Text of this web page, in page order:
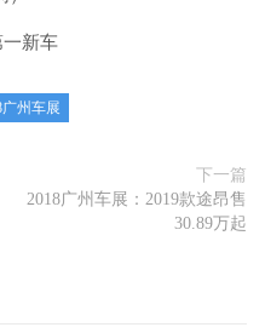
广州车展
下一篇
2018广州车展：2019款途昂售
30.89万起